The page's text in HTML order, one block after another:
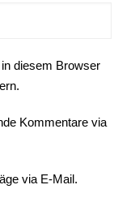
diesem Browser
Kommentare via
via E-Mail.